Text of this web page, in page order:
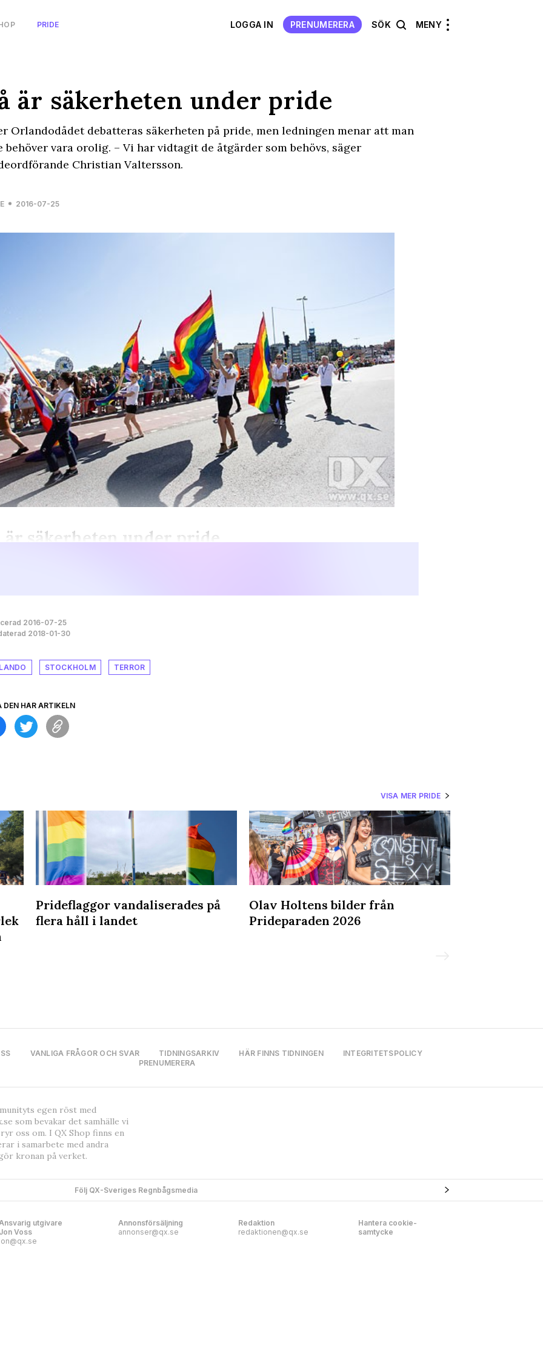
PRIDE LOGGA IN PRENUMERERA SÖK MENY
är säkerheten under pride
Orlandodådet debatteras säkerheten på pride, men ledningen menar att man
behöver vara orolig. – Vi har vidtagit de åtgärder som behövs, säger
Christian Valtersson.
2016-07-25
är säkerheten under pride
2016-07-25
2018-01-30
STOCKHOLM TERROR
DEN HÄR ARTIKELN
VISA MER PRIDE
Prideflaggor vandaliserades på
flera håll i landet
Olav Holtens bilder från
Prideparaden 2026
VANLIGA FRÅGOR OCH SVAR TIDNINGSARKIV HÄR FINNS TIDNINGEN
INTEGRITETSPOLICY
PRENUMERERA
egen röst med
som bevakar det samhälle vi
oss om. I QX Shop finns en
i samarbete med andra
kronan på verket.
Följ QX-Sveriges Regnbågsmedia
utgivare
Voss
Annonsförsäljning
annonser@qx.se
Redaktion
redaktionen@qx.se
Hantera cookie-
samtycke